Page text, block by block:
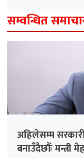
सम्वन्धित
अहिलेसम्म
बनाउँदैछौँः मन्त्री